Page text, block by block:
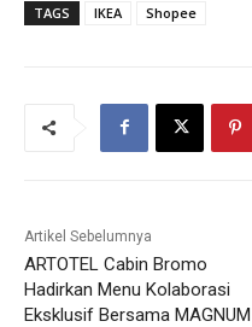
TAGS IKEA Shopee
Artikel Sebelumnya
ARTOTEL Cabin Bromo
Hadirkan Menu Kolaborasi
Eksklusif Bersama MAGNUM